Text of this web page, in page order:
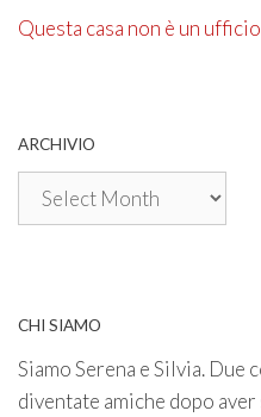
Questa casa non è un ufficio
ARCHIVIO
Archivio
CHI SIAMO
Siamo Serena e Silvia. Due
diventate amiche dopo